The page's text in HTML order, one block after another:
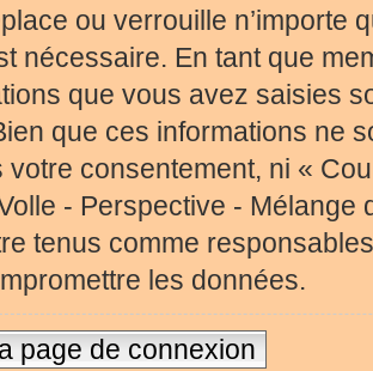
ou verrouille n’importe
nécessaire. En tant que
que vous avez saisies
que ces informations ne
votre consentement, ni «
- Perspective - Mélange
tenus comme
les données.
page de connexion